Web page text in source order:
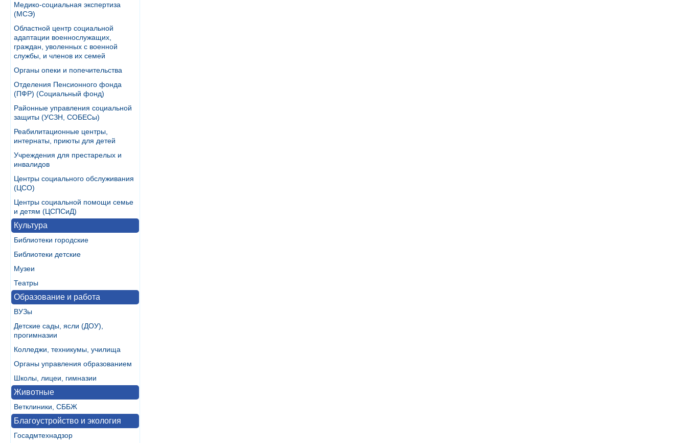
Медико-социальная экспертиза
(МСЭ)
Областной центр социальной
адаптации военнослужащих,
граждан, уволенных с военной
службы, и членов их семей
Органы опеки и попечительства
Отделения Пенсионного фонда
(ПФР) (Социальный фонд)
Районные управления социальной
защиты (УСЗН, СОБЕСы)
Реабилитационные центры,
интернаты, приюты для детей
Учреждения для престарелых и
инвалидов
Центры социального обслуживания
(ЦСО)
Центры социальной помощи семье
и детям (ЦСПСиД)
Культура
Библиотеки городские
Библиотеки детские
Музеи
Театры
Образование и работа
ВУЗы
Детские сады, ясли (ДОУ),
прогимназии
Колледжи, техникумы, училища
Органы управления образованием
Школы, лицеи, гимназии
Животные
Ветклиники, СББЖ
Благоустройство и экология
Госадмтехнадзор